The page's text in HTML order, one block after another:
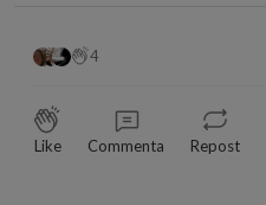
4
Like Commenta Repost